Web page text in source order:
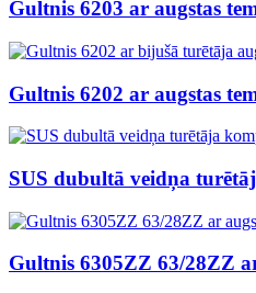
Gultnis 6203 ar augstas
Gultnis 6202 ar augstas
SUS dubultā veidņa
Gultnis 6305ZZ 63/28ZZ